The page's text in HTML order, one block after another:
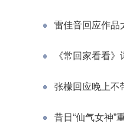
雷佳音回应作品
《常回家看看
张檬回应晚上不
昔日“仙气女神”